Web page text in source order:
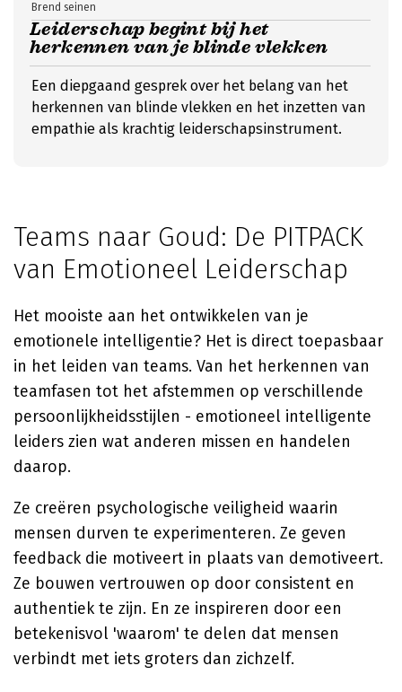
Leiderschap begint bij het
herkennen van je blinde vlekken
Brend seinen
Een diepgaand gesprek over het belang van het
herkennen van blinde vlekken en het inzetten van
empathie als krachtig leiderschapsinstrument.
Teams naar Goud: De PITPACK
van Emotioneel Leiderschap
Het mooiste aan het ontwikkelen van je
emotionele intelligentie? Het is direct toepasbaar
in het leiden van teams. Van het herkennen van
teamfasen tot het afstemmen op verschillende
persoonlijkheidsstijlen - emotioneel intelligente
leiders zien wat anderen missen en handelen
daarop.
Ze creëren psychologische veiligheid waarin
mensen durven te experimenteren. Ze geven
feedback die motiveert in plaats van demotiveert.
Ze bouwen vertrouwen op door consistent en
authentiek te zijn. En ze inspireren door een
betekenisvol 'waarom' te delen dat mensen
verbindt met iets groters dan zichzelf.